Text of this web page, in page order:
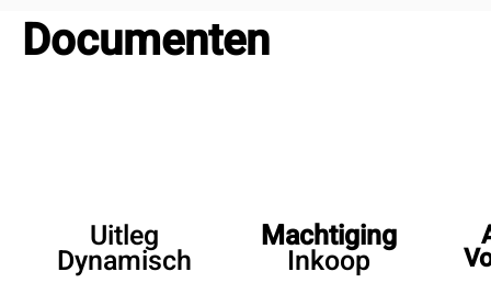
Documenten
Uitleg
Dynamisch
Machtiging
Inkoop